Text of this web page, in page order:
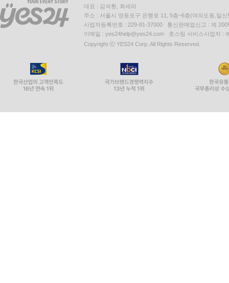
대표 : 김석환, 최세라
주소 : 서울시 영등포구 은행로 11, 5층~6층(여의도동,일신
사업자등록번호 : 229-81-37000 통신판매업신고 : 제
이메일 : yes24help@yes24.com 호스팅 서비스사업자 :
Copyright ⓒ YES24 Corp. All Rights Reserved.